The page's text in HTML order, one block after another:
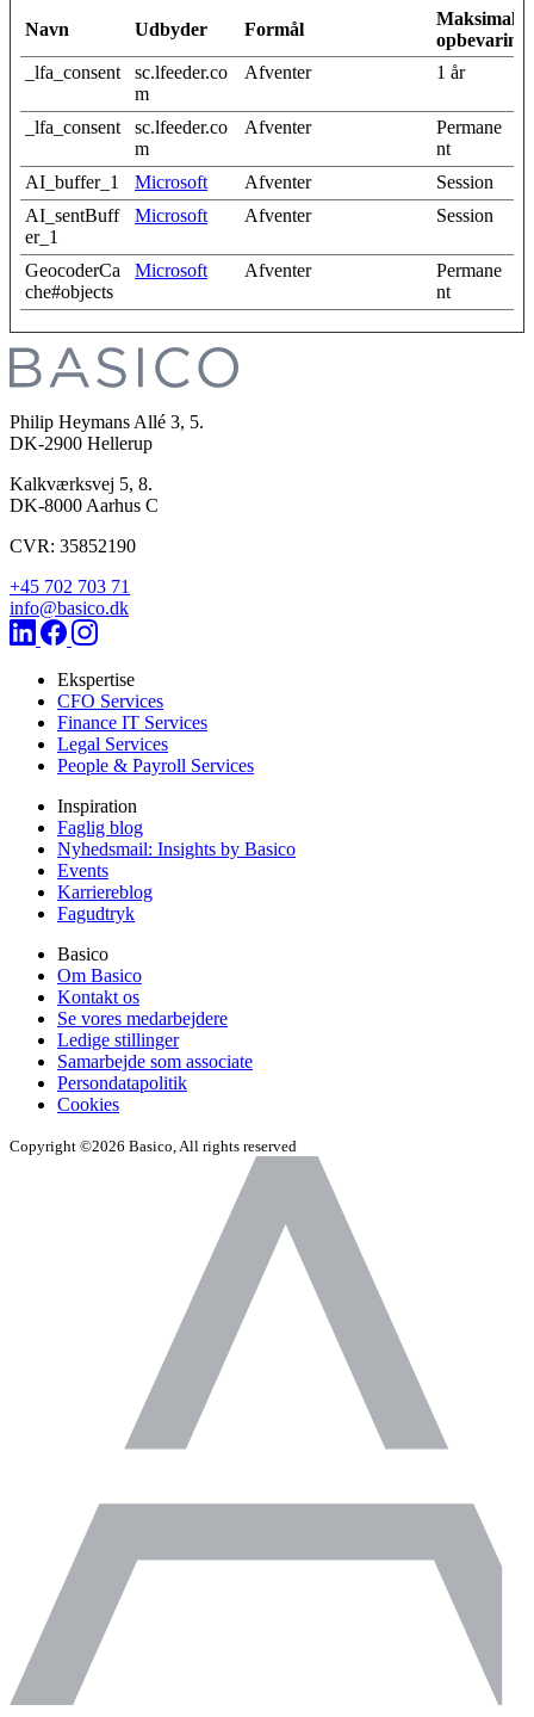
Navn Udbyder Formål
Maksimal
_lfa_consent
sc.lfeeder.co
m
Afventer 1 år
_lfa_consent
sc.lfeeder.co
m
Afventer
Permane
nt
AI_buffer_1
Microsoft Afventer
Session
AI_sentBuff
er_1
Microsoft Afventer Session
GeocoderCa
che#objects
Microsoft Afventer
Permane
nt
Philip Heymans Allé 3, 5.
DK-2900 Hellerup
Kalkværksvej 5, 8.
DK-8000 Aarhus C
CVR: 35852190
+45 702 703 71
info@basico.dk
Ekspertise
CFO Services
Finance IT Services
Legal Services
People & Payroll Services
Inspiration
Faglig blog
Nyhedsmail: Insights by Basico
Events
Karriereblog
Fagudtryk
Basico
Om Basico
Kontakt os
Se vores medarbejdere
Ledige stillinger
Samarbejde som associate
Persondatapolitik
Cookies
Copyright ©2026 Basico, All rights reserved